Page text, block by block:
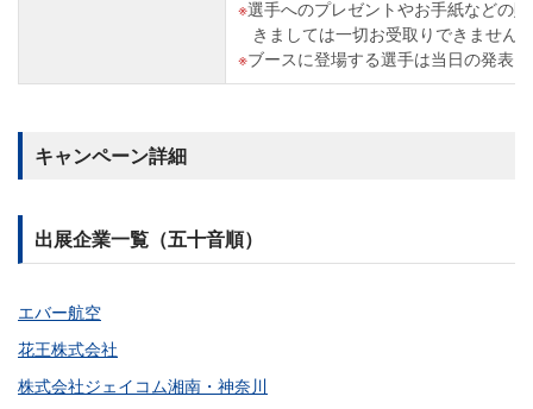
選手へのプレゼントやお手紙などの
きましては一切お受取りできません
ブースに登場する選手は当日の発表
キャンペーン詳細
出展企業一覧（五十音順）
エバー航空
花王株式会社
株式会社ジェイコム湘南・神奈川